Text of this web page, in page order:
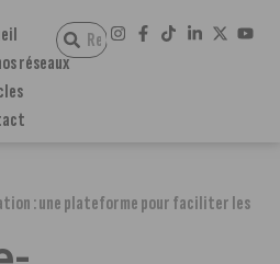
réseaux
: une plateforme pour faciliter les